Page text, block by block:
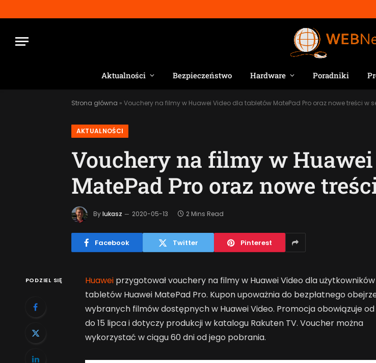
Aktualności Bezpieczeństwo Hardware Poradniki
Strona główna » Vouchery na filmy w Huawei Video dla tabletów MatePad Pro oraz nowe treści w
AKTUALNOŚCI
Vouchery na filmy w
MatePad Pro oraz nowe
By lukasz 2020-05-13 2 Mins Read
Facebook Twitter Pinterest
PODZIEL SIĘ Huaweiprzygotował vouchery na filmy w Huawei Video dla użytkowników
tabletów Huawei MatePad Pro. Kupon upoważnia do bezpłatnego
wybranych filmów dostępnych w Huawei Video. Promocja obowiązuje od
do 15 lipca i dotyczy produkcji w katalogu Rakuten TV. Voucher można
wykorzystać w ciągu 60 dni od jego pobrania.
Jak AI zmienia e-
commerce?
2026-04-27